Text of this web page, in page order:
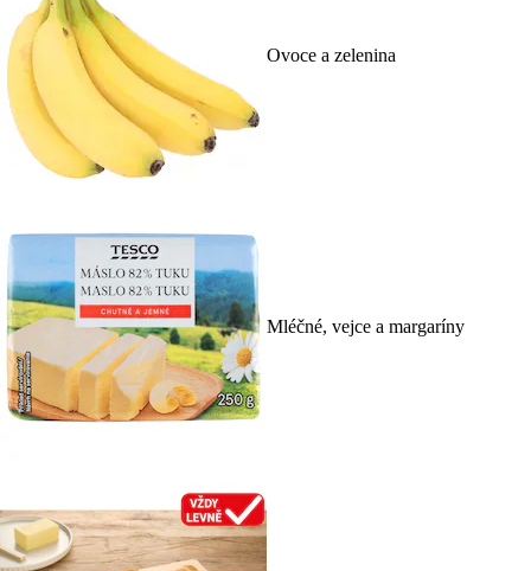
Ovoce a zelenina
Mléčné, vejce a margaríny